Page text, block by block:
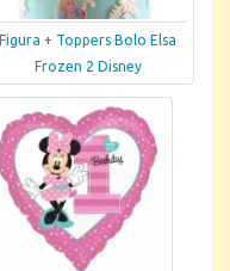
Figura + Toppers Bolo Elsa
Frozen 2 Disney